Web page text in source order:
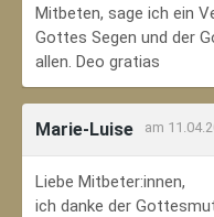
Mitbeten, sage ich ein
Gottes Segen und der
allen. Deo gratias
Marie-Luise am
Liebe Mitbeter:innen,
ich danke der